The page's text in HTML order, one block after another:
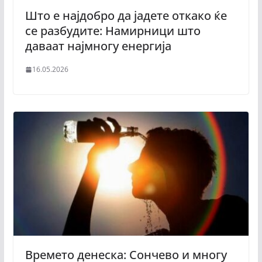
Што е најдобро да јадете откако ќе
се разбудите: Намирници што
даваат најмногу енергија
16.05.2026
Времето денеска: Сончево и многу